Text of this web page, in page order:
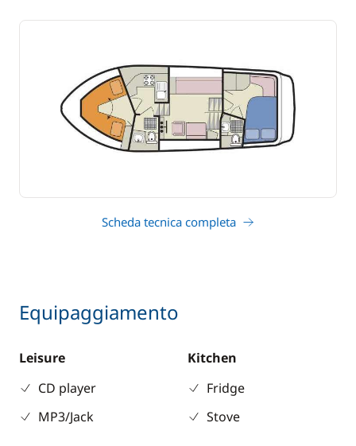
Scheda tecnica completa
Equipaggiamento
Leisure
CD player
MP3/Jack
Kitchen
Fridge
Stove